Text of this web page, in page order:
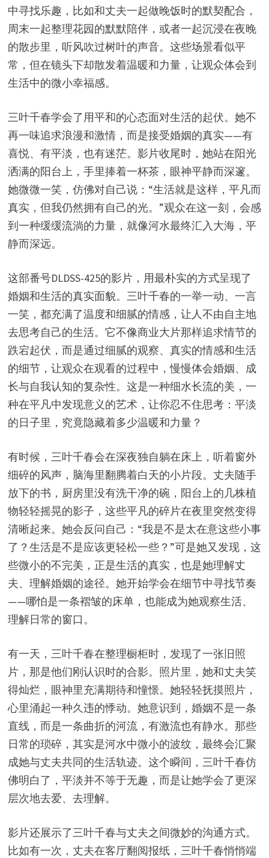
中寻找乐趣，比如和丈夫一起做晚饭时的默契配合，
周末一起整理花园的默默陪伴，或者一起沉浸在夜晚
的散步里，听风吹过树叶的声音。这些场景看似平
常，但在镜头下却散发着温暖和力量，让观众体会到
生活中的微小幸福感。
三叶千春学会了用平和的心态面对生活的起伏。她不
再一味追求浪漫和激情，而是接受婚姻的真实——有
喜悦、有平淡，也有迷茫。影片收尾时，她站在阳光
洒满的阳台上，手里捧着一杯茶，眼神平静而深邃。
她微微一笑，仿佛对自己说：“生活就是这样，平凡而
真实，但我仍然拥有自己的光。”观众在这一刻，会感
到一种缓缓流淌的力量，就像河水最终汇入大海，平
静而深远。
这部番号DLDSS-425的影片，用最朴实的方式呈现了
婚姻和生活的真实面貌。三叶千春的一举一动、一言
一笑，都充满了温度和细腻的情感，让人不由自主地
去思考自己的生活。它不像商业大片那样追求情节的
跌宕起伏，而是通过细腻的观察、真实的情感和生活
的细节，让观众在观看的过程中，慢慢体会婚姻、成
长与自我认知的复杂性。这是一种细水长流的美，一
种在平凡中发现意义的艺术，让你忍不住思考：平淡
的日子里，究竟隐藏着多少温暖和力量？
有时候，三叶千春会在深夜独自躺在床上，听着窗外
细碎的风声，脑海里翻腾着白天的小片段。丈夫随手
放下的书，厨房里没有洗干净的碗，阳台上的几株植
物轻轻摇晃的影子，这些平凡的碎片在夜里突然变得
清晰起来。她会反问自己：“我是不是太在意这些小事
了？生活是不是应该更轻松一些？”可是她又发现，这
些微小的不完美，正是生活的真实，也是她理解丈
夫、理解婚姻的途径。她开始学会在细节中寻找节奏
——哪怕是一条褶皱的床单，也能成为她观察生活、
理解日常的窗口。
有一天，三叶千春在整理橱柜时，发现了一张旧照
片，那是他们刚认识时的合影。照片里，她和丈夫笑
得灿烂，眼神里充满期待和憧憬。她轻轻抚摸照片，
心里涌起一种久违的悸动。她意识到，婚姻不是一条
直线，而是一条曲折的河流，有激流也有静水。那些
日常的琐碎，其实是河水中微小的波纹，最终会汇聚
成她与丈夫共同的生活轨迹。这个瞬间，三叶千春仿
佛明白了，平淡并不等于无趣，而是让她学会了更深
层次地去爱、去理解。
影片还展示了三叶千春与丈夫之间微妙的沟通方式。
比如有一次，丈夫在客厅翻阅报纸，三叶千春悄悄端